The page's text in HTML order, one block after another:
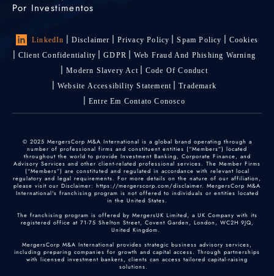
Por Investimentos
LinkedIn Disclaimer Privacy Policy Spam Policy
Cookies
Client Confidentiality
GDPR
Web Fraud And Phishing Warning
Modern Slavery Act
Code Of Conduct
Website Accessibility Statement
Trademark
Entre Em Contato Conosco
© 2025 MergersCorp M&A International is a global brand operating through a
number of professional firms and constituent entities (“Members”) located
throughout the world to provide Investment Banking, Corporate Finance, and
Advisory Services and other client-related professional services. The Member Firms
(“Members”) are constituted and regulated in accordance with relevant local
regulatory and legal requirements. For more details on the nature of our affiliation,
please visit our Disclaimer: https://mergerscorp.com/disclaimer. MergersCorp M&A
International's franchising program is not offered to individuals or entities located
in the United States.
The franchising program is offered by MergersUK Limited, a UK Company with its
registered office at 71-75 Shelton Street, Covent Garden, London, WC2H 9JQ,
United Kingdom.
MergersCorp M&A International provides strategic business advisory services,
including preparing companies for growth and capital access. Through partnerships
with licensed investment bankers, clients can access tailored capital-raising
solutions.